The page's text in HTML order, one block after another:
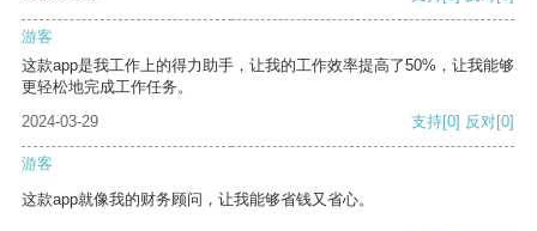
游客
这款app是我工作上的得力助手，让我的工作效率提高了50%，让我能够
更轻松地完成工作任务。
2024-03-29
支持[0] 反对[0]
游客
这款app就像我的财务顾问，让我能够省钱又省心。